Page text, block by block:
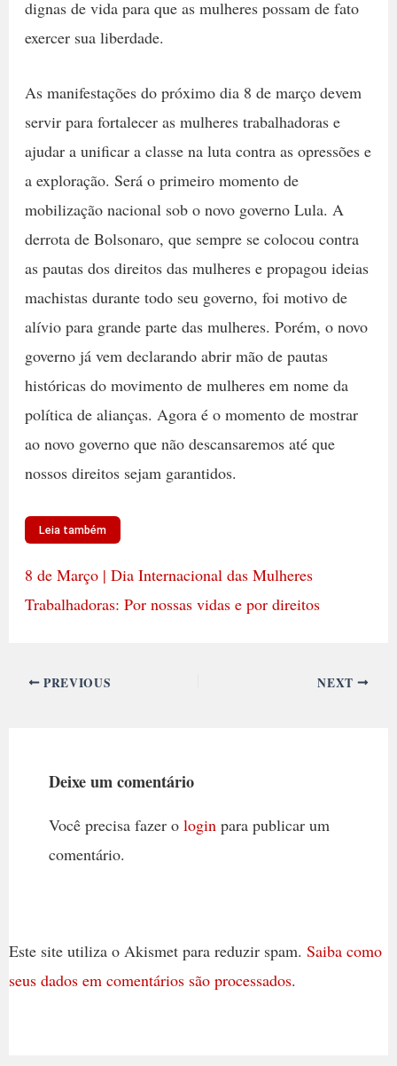
dignas de vida para que as mulheres possam de fato
exercer sua liberdade.
As manifestações do próximo dia 8 de março devem
servir para fortalecer as mulheres trabalhadoras e
ajudar a unificar a classe na luta contra as opressões e
a exploração. Será o primeiro momento de
mobilização nacional sob o novo governo Lula. A
derrota de Bolsonaro, que sempre se colocou contra
as pautas dos direitos das mulheres e propagou ideias
machistas durante todo seu governo, foi motivo de
alívio para grande parte das mulheres. Porém, o novo
governo já vem declarando abrir mão de pautas
históricas do movimento de mulheres em nome da
política de alianças. Agora é o momento de mostrar
ao novo governo que não descansaremos até que
nossos direitos sejam garantidos.
Leia também
8 de Março | Dia Internacional das Mulheres
Trabalhadoras: Por nossas vidas e por direitos
PREVIOUS NEXT
Deixe um comentário
Você precisa fazer o loginpara publicar um
comentário.
Este site utiliza o Akismet para reduzir spam. Saiba como
seus dados em comentários são processados.